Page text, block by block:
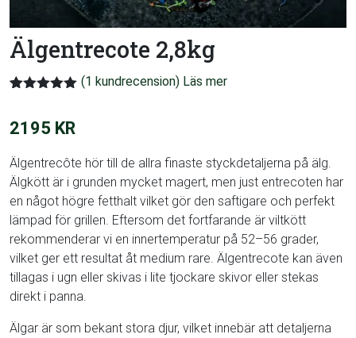
Älgentrecote 2,8kg
baserat på
(1 kundrecension)
2195 KR
Älgentrecôte hör till de allra finaste styckdetaljerna på älg.
Älgkött är i grunden mycket magert, men just entrecoten har
en något högre fetthalt vilket gör den saftigare och perfekt
lämpad för grillen. Eftersom det fortfarande är viltkött
rekommenderar vi en innertemperatur på 52–56 grader,
vilket ger ett resultat åt medium rare. Älgentrecote kan även
tillagas i ugn eller skivas i lite tjockare skivor eller stekas
direkt i panna.
Älgar är som bekant stora djur, vilket innebär att detaljerna